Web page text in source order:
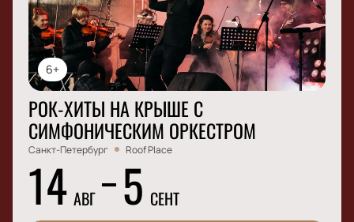
6+
РОК-ХИТЫ НА КРЫШЕ С
СИМФОНИЧЕСКИМ ОРКЕСТРОМ
Санкт-Петербург Roof Place
14 АВГ 5 СЕНТ